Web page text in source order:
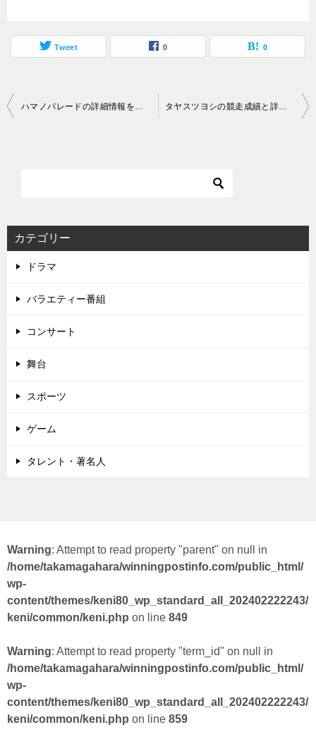
Tweet 0 0
投
シ
ョ
ハマノパレードの詳細情報をまとめました タヤスツヨシの競走成績と詳細情報をまとめました
カテゴリー
ドラマ
バラエティー番組
コンサート
舞台
スポーツ
ゲーム
タレント・著名人
Warning: Attempt to read property "parent" on null in
/home/takamagahara/winningpostinfo.com/public_html/
wp-
content/themes/keni80_wp_standard_all_202402222243/
keni/common/keni.php on line 849
Warning: Attempt to read property "term_id" on null in
/home/takamagahara/winningpostinfo.com/public_html/
wp-
content/themes/keni80_wp_standard_all_202402222243/
keni/common/keni.php on line 859